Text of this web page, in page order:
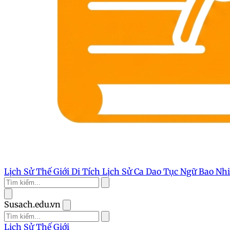
Lịch Sử Thế Giới Di Tích Lịch SửCa Dao Tục NgữBao
Susach.edu.vn
Lịch Sử Thế Giới